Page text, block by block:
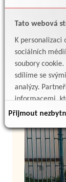
Tato webová
K personalizaci
sociálních
soubory
sdílíme se
analýzy.
informacemi,
důsledku toho,
Přijmout